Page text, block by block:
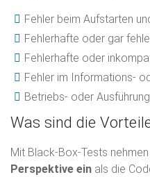
Fehler beim Aufstarten
Fehlerhafte oder gar
Fehlerhafte oder
Fehler im Informations-
Betriebs- oder
Was sind die
Mit Black-Box-Tests
Perspektive ein als die